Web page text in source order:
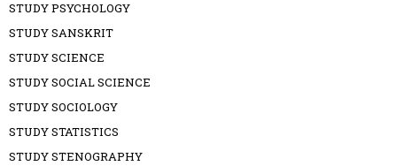
STUDY PSYCHOLOGY
STUDY SANSKRIT
STUDY SCIENCE
STUDY SOCIAL SCIENCE
STUDY SOCIOLOGY
STUDY STATISTICS
STUDY STENOGRAPHY